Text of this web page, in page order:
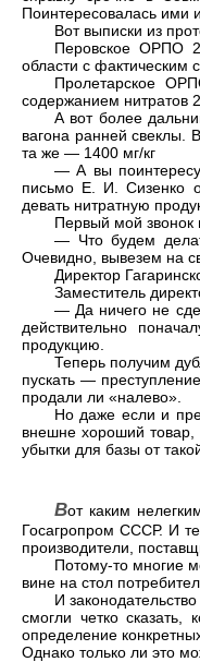
Поинтересовалась ими
Вот выписки из
Перовское ОРПО
области с фактическим
Пролетарское
содержанием нитратов
А вот более
вагона ранней
та же — 1400 мг/кг
— А вы
письмо Е. И. Сизенко
девать нитратную
Первый мой
— Что будем
Очевидно, вывезем на
Директор
Заместитель
— Да ничего не
действительно
продукцию.
Теперь получим
пускать —
продали ли «налево».
Но даже если и
внешне хороший
убытки для базы от
Вот каким
Госагропром СССР. И
производители,
Потому-то многие
вине на стол
И
смогли четко
определение
Однако только ли это